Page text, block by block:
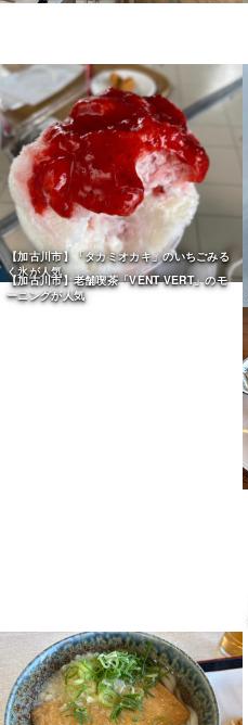
【加古川市】「タカミオカキ」のいちごみる
く氷が人気